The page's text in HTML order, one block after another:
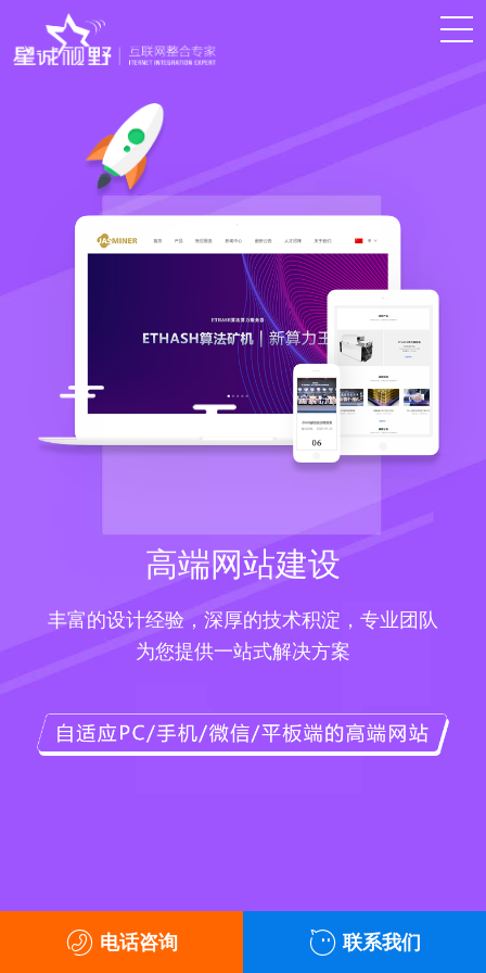
高端网站建设
丰富的设计经验，深厚的技术积淀，专业团队
为您提供一站式解决方案
电话咨询 联系我们